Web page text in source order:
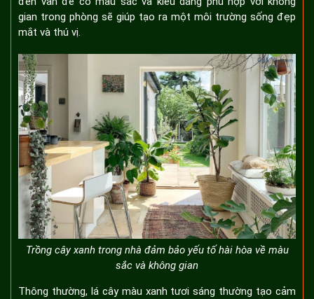
gian trong phòng sẽ giúp tạo ra một môi trường sống đẹp
mắt và thú vị.
Trồng cây xanh trong nhà đảm bảo yếu tố hài hòa về màu
sắc và không gian
Thông thường, lá cây màu xanh tươi sáng thường tạo cảm